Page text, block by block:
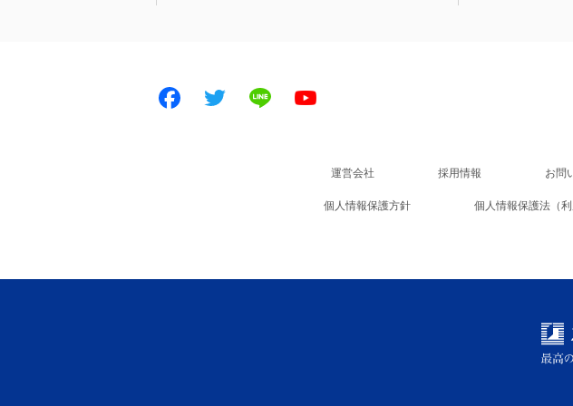
Facebook Twitter LINE
運営会社 採用情報 お問
個人情報保護方針 個人情報保護法（